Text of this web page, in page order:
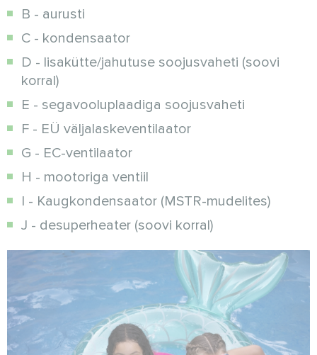
B - aurusti
C - kondensaator
D - lisakütte/jahutuse soojusvaheti (soovi
korral)
E - segavooluplaadiga soojusvaheti
F - EÜ väljalaskeventilaator
G - EC-ventilaator
H - mootoriga ventiil
I - Kaugkondensaator (MSTR-mudelites)
J - desuperheater (soovi korral)